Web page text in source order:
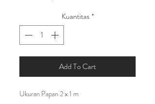
Kuantitas*
Add To Cart
Ukuran Papan 2 x 1 m